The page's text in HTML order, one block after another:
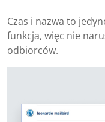
Czas i nazwa to
funkcja, więc nie
odbiorców.